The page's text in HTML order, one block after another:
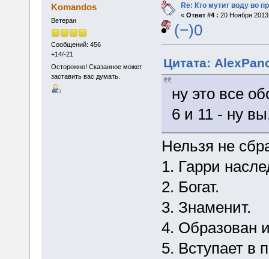
Komandos
Ветеран
Сообщений: 456
+14/-21
Осторожно! Сказанное может
заставить вас думать.
Re: Кто мутит воду во
« Ответ #4 : 20 Ноября
(−)0
Цитата:
ну это все
6 и 11 - ну
Нельзя не
1. Гарри
2. Богат.
3. Знаменит.
4. Образован
5. Вступает в